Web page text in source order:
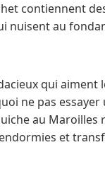
contiennent
nuisent au
qui aiment
ne pas essayer
au Maroilles
et